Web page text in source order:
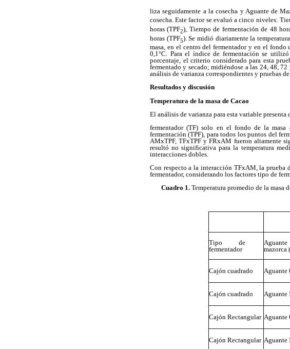
liza seguidamente a la cosecha y Aguante de
cosecha. Este factor se evaluó a cinco niveles:
horas (TPF2), Tiempo de fermentación de 48
horas (TPF5). Se midió diariamente la
masa, en el centro del fermentador y en el
0,1°C. Para el índice de fermentación se
porcentaje, el criterio considerado para esta
fermentado y secado; midiéndose a las 24, 48,
análisis de varianza correspondientes y pruebas
Resultados y discusión
Temperatura de la masa de Cacao
El análisis de varianza para esta variable
fermentador (TF) solo en el fondo de la
fermentación (TPF), para todos los puntos del
AMxTPF, TFxTPF y FRxAM fueron altamente
resultó no significativa para la temperatura
interacciones dobles.
Con respecto a la interacción TFxAM, la prueba
fermentador, considerando los factores tipo de
Cuadro 1. Temperatura promedio de la masa
Tipo de
fermentador
mazorca
Cajón cuadrado Aguante
Cajón cuadrado Aguante
Cajón Rectangular Aguante
Cajón Rectangular Aguante